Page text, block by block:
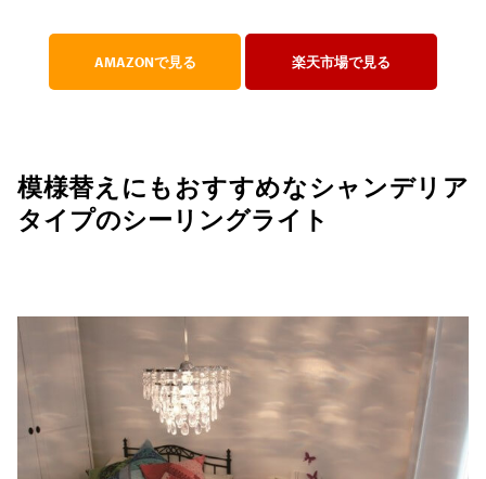
AMAZONで見る 楽天市場で見る
模様替えにもおすすめなシャンデリア
タイプのシーリングライト